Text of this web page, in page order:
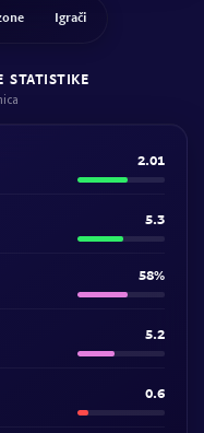
Igrači
STATISTIKE
2.01
5.3
58%
5.2
0.6